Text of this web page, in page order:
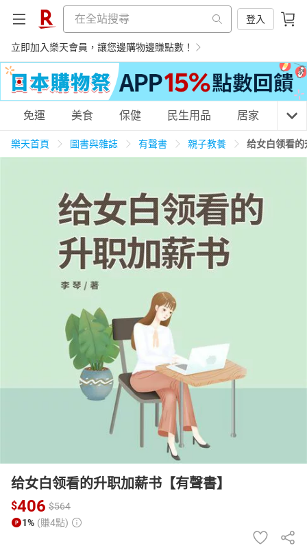
登入
立即加入樂天會員，讓您邊購物邊賺點數！
購物網分類
居家生活 3C家電 運動休閒
化妝保養
電子/紙本書
HOT
免運 美食 保健 民生用品 居家 3C
樂天首頁 圖書與雜誌 有聲書 親子教養 给女白领看
给女白领看的升职加薪书【有聲書】
$406 $564
1% (賺4點)